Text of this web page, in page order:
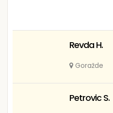
Revda H.
Goražde
Petrovic S.